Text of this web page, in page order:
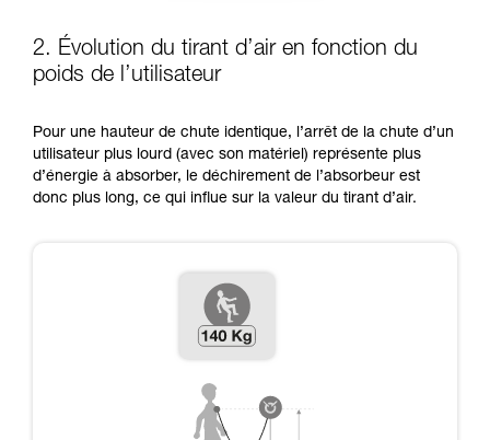
2. Évolution du tirant d’air en fonction du
poids de l’utilisateur
Pour une hauteur de chute identique, l’arrêt de la chute d’un
utilisateur plus lourd (avec son matériel) représente plus
d’énergie à absorber, le déchirement de l’absorbeur est
donc plus long, ce qui influe sur la valeur du tirant d’air.